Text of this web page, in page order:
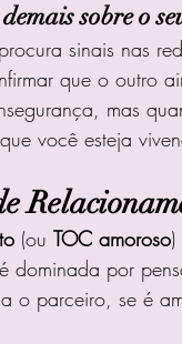
sobre o
sinais nas
que o outro
mas
você esteja
(ou TOC amoroso
dominada por
o parceiro, se é